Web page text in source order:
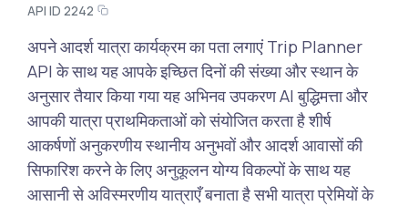
API ID 2242
अपने आदर्श यात्रा कार्यक्रम का पता लगाएं Trip Planner
API के साथ यह आपके इच्छित दिनों की संख्या और स्थान के
अनुसार तैयार किया गया यह अभिनव उपकरण AI बुद्धिमत्ता और
आपकी यात्रा प्राथमिकताओं को संयोजित करता है शीर्ष
आकर्षणों अनुकरणीय स्थानीय अनुभवों और आदर्श आवासों की
सिफारिश करने के लिए अनुकूलन योग्य विकल्पों के साथ यह
आसानी से अविस्मरणीय यात्राएँ बनाता है सभी यात्रा प्रेमियों के